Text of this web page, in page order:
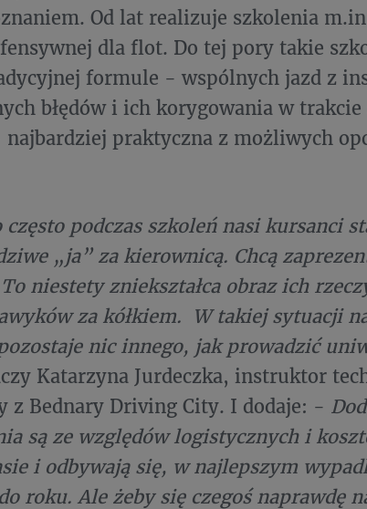
Od lat realizuje szkolenia
dla flot. Do tej pory takie
formule - wspólnych jazd z
błędów i ich korygowania w
najbardziej praktyczna z możliwych
podczas szkoleń nasi kursanci
„ja” za kierownicą. Chcą
niestety zniekształca obraz ich
za kółkiem. W takiej sytuacji
nic innego, jak prowadzić
Katarzyna Jurdeczka, instruktor
z Bednary Driving City. I dodaje: -
są ze względów logistycznych i
i odbywają się, w najlepszym
roku. Ale żeby się czegoś naprawdę